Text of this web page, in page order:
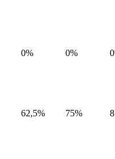
0% 0%
62,5% 75%